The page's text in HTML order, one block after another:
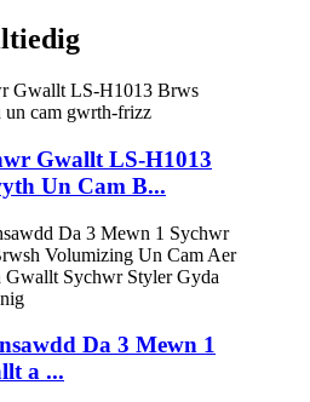
Gwallt LS-H1013
Un Cam B...
Da 3 Mewn 1
a ...